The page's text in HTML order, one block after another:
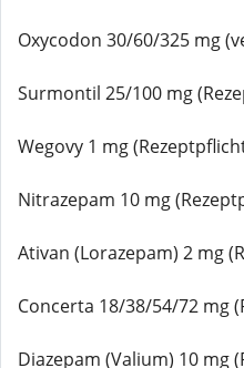
Oxycodon 30/60/325 mg
Surmontil 25/100 mg
Wegovy 1 mg
Nitrazepam 10 mg
Ativan (Lorazepam) 2 mg
Concerta 18/38/54/72 mg
Diazepam (Valium) 10 mg